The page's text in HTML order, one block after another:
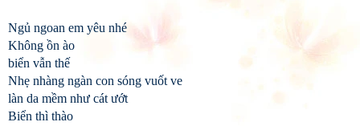
Ngủ ngoan em yêu nhé
Không ồn ào
biển vẫn thế
Nhẹ nhàng ngàn con sóng vuốt ve
làn da mềm như cát ướt
Biển thì thào